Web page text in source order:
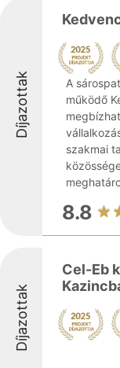
Díjazottak
A
működő
szakmai
8.8
Díjazottak
Cel-Eb